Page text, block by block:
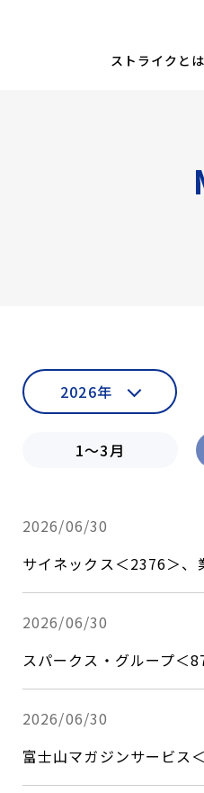
ストライクと
2026年
2025年
2023年
2022年
2020年
2015年
1～3月
2026/06/30
サイネックス＜2376＞、
2026/06/30
スパークス・グループ＜
2026/06/30
富士山マガジンサービス